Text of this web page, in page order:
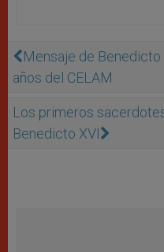
Mensaje de
años del CELAM
Los primeros
Benedicto XVI